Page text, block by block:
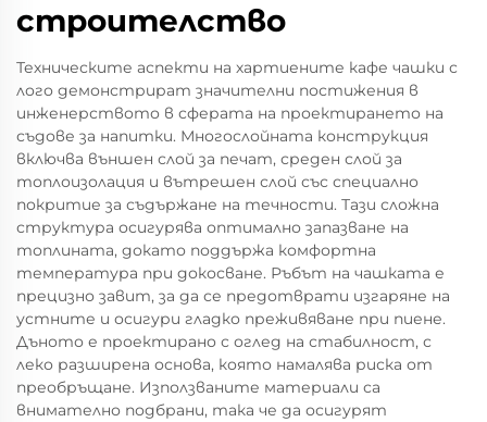
строителство
Техническите аспекти на хартиените кафе чашки с
лого демонстрират значителни постижения в
инженерството в сферата на проектирането на
съдове за напитки. Многослойната конструкция
включва външен слой за печат, среден слой за
топлоизолация и вътрешен слой със специално
покритие за съдържане на течности. Тази сложна
структура осигурява оптимално запазване на
топлината, докато поддържа комфортна
температура при докосване. Ръбът на чашката е
прецизно завит, за да се предотврати изгаряне на
устните и осигури гладко преживяване при пиене.
Дъното е проектирано с оглед на стабилност, с
леко разширена основа, която намалява риска от
преобръщане. Използваните материали са
внимателно подбрани, така че да осигурят